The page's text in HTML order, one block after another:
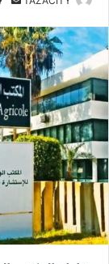
س
ل
ب
ر
ي
د
إ
ك
ت